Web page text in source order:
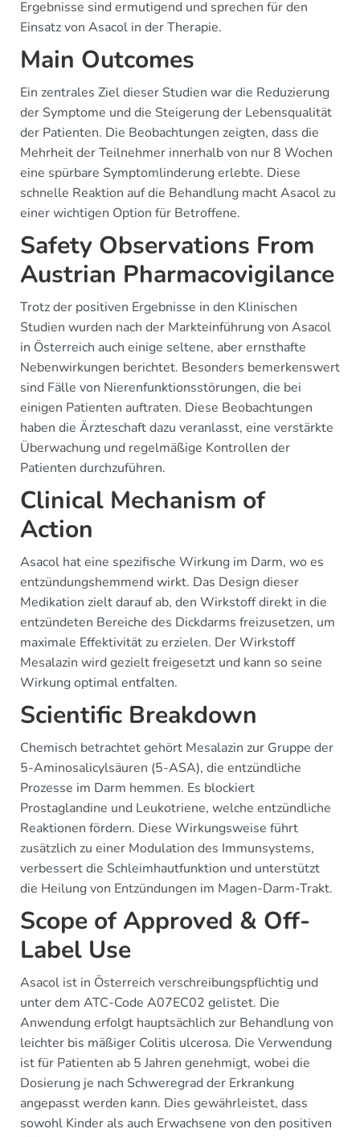
Ergebnisse sind ermutigend und sprechen für den
Einsatz von Asacol in der Therapie.
Main Outcomes
Ein zentrales Ziel dieser Studien war die Reduzierung
der Symptome und die Steigerung der Lebensqualität
der Patienten. Die Beobachtungen zeigten, dass die
Mehrheit der Teilnehmer innerhalb von nur 8 Wochen
eine spürbare Symptomlinderung erlebte. Diese
schnelle Reaktion auf die Behandlung macht Asacol zu
einer wichtigen Option für Betroffene.
Safety Observations From
Austrian Pharmacovigilance
Trotz der positiven Ergebnisse in den Klinischen
Studien wurden nach der Markteinführung von Asacol
in Österreich auch einige seltene, aber ernsthafte
Nebenwirkungen berichtet. Besonders bemerkenswert
sind Fälle von Nierenfunktionsstörungen, die bei
einigen Patienten auftraten. Diese Beobachtungen
haben die Ärzteschaft dazu veranlasst, eine verstärkte
Überwachung und regelmäßige Kontrollen der
Patienten durchzuführen.
Clinical Mechanism of
Action
Asacol hat eine spezifische Wirkung im Darm, wo es
entzündungshemmend wirkt. Das Design dieser
Medikation zielt darauf ab, den Wirkstoff direkt in die
entzündeten Bereiche des Dickdarms freizusetzen, um
maximale Effektivität zu erzielen. Der Wirkstoff
Mesalazin wird gezielt freigesetzt und kann so seine
Wirkung optimal entfalten.
Scientific Breakdown
Chemisch betrachtet gehört Mesalazin zur Gruppe der
5-Aminosalicylsäuren (5-ASA), die entzündliche
Prozesse im Darm hemmen. Es blockiert
Prostaglandine und Leukotriene, welche entzündliche
Reaktionen fördern. Diese Wirkungsweise führt
zusätzlich zu einer Modulation des Immunsystems,
verbessert die Schleimhautfunktion und unterstützt
die Heilung von Entzündungen im Magen-Darm-Trakt.
Scope of Approved & Off-
Label Use
Asacol ist in Österreich verschreibungspflichtig und
unter dem ATC-Code A07EC02 gelistet. Die
Anwendung erfolgt hauptsächlich zur Behandlung von
leichter bis mäßiger Colitis ulcerosa. Die Verwendung
ist für Patienten ab 5 Jahren genehmigt, wobei die
Dosierung je nach Schweregrad der Erkrankung
angepasst werden kann. Dies gewährleistet, dass
sowohl Kinder als auch Erwachsene von den positiven